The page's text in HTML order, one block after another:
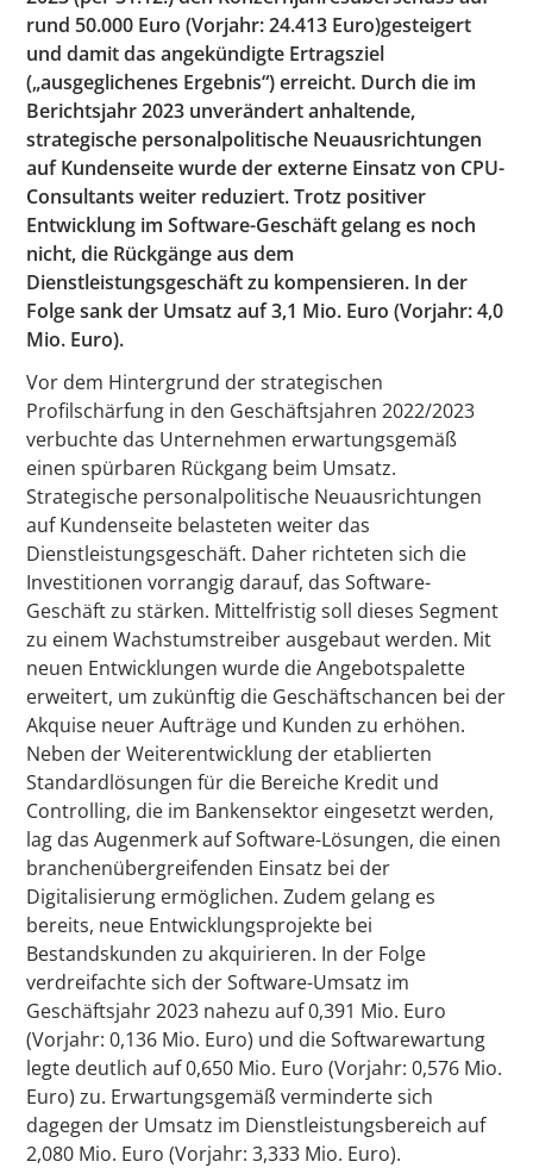
rund 50.000 Euro (Vorjahr: 24.413 Euro)gesteigert
und damit das angekündigte Ertragsziel
(„ausgeglichenes Ergebnis“) erreicht. Durch die im
Berichtsjahr 2023 unverändert anhaltende,
strategische personalpolitische Neuausrichtungen
auf Kundenseite wurde der externe Einsatz von CPU-
Consultants weiter reduziert. Trotz positiver
Entwicklung im Software-Geschäft gelang es noch
nicht, die Rückgänge aus dem
Dienstleistungsgeschäft zu kompensieren. In der
Folge sank der Umsatz auf 3,1 Mio. Euro (Vorjahr: 4,0
Mio. Euro).
Vor dem Hintergrund der strategischen
Profilschärfung in den Geschäftsjahren 2022/2023
verbuchte das Unternehmen erwartungsgemäß
einen spürbaren Rückgang beim Umsatz.
Strategische personalpolitische Neuausrichtungen
auf Kundenseite belasteten weiter das
Dienstleistungsgeschäft. Daher richteten sich die
Investitionen vorrangig darauf, das Software-
Geschäft zu stärken. Mittelfristig soll dieses Segment
zu einem Wachstumstreiber ausgebaut werden. Mit
neuen Entwicklungen wurde die Angebotspalette
erweitert, um zukünftig die Geschäftschancen bei der
Akquise neuer Aufträge und Kunden zu erhöhen.
Neben der Weiterentwicklung der etablierten
Standardlösungen für die Bereiche Kredit und
Controlling, die im Bankensektor eingesetzt werden,
lag das Augenmerk auf Software-Lösungen, die einen
branchenübergreifenden Einsatz bei der
Digitalisierung ermöglichen. Zudem gelang es
bereits, neue Entwicklungsprojekte bei
Bestandskunden zu akquirieren. In der Folge
verdreifachte sich der Software-Umsatz im
Geschäftsjahr 2023 nahezu auf 0,391 Mio. Euro
(Vorjahr: 0,136 Mio. Euro) und die Softwarewartung
legte deutlich auf 0,650 Mio. Euro (Vorjahr: 0,576 Mio.
Euro) zu. Erwartungsgemäß verminderte sich
dagegen der Umsatz im Dienstleistungsbereich auf
2,080 Mio. Euro (Vorjahr: 3,333 Mio. Euro).